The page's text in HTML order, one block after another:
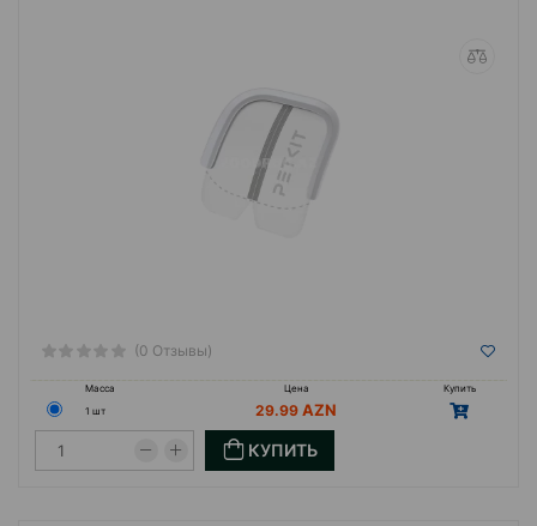
(0 Отзывы)
Масса Цена
Купить
1 шт
29.99
КУПИТЬ